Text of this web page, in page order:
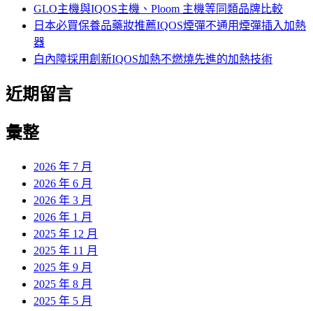
GLO主機與IQOS主機、Ploom 主機等同類品牌比較
日本必買保養品藥妝推薦IQOS煙彈不通用煙彈插入加熱
器
白內障採用創新IQOS加熱不燃燒先進的加熱技術
近期留言
彙整
2026 年 7 月
2026 年 6 月
2026 年 3 月
2026 年 1 月
2025 年 12 月
2025 年 11 月
2025 年 9 月
2025 年 8 月
2025 年 5 月